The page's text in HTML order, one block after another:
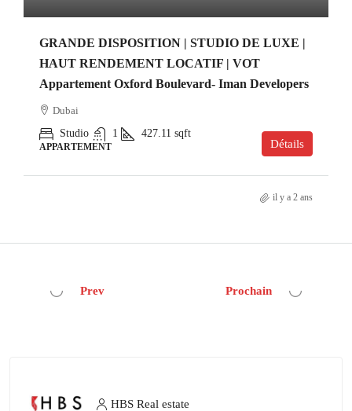
GRANDE DISPOSITION | STUDIO DE LUXE |
HAUT RENDEMENT LOCATIF | VOT
Appartement Oxford Boulevard- Iman Developers
Dubai
Studio
1 427.11 sqft
APPARTEMENT Détails
il y a 2 ans
Prev Prochain
HBS Real estate